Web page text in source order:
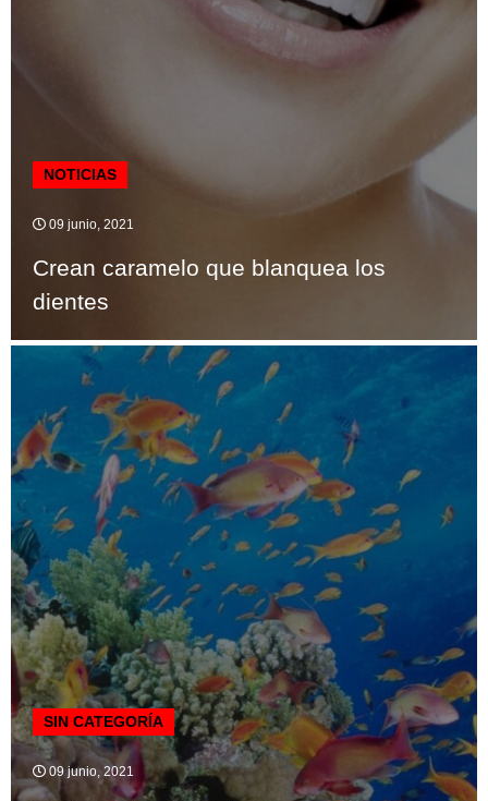
NOTICIAS
09 junio, 2021
Crean caramelo que blanquea los
dientes
SIN CATEGORÍA
09 junio, 2021